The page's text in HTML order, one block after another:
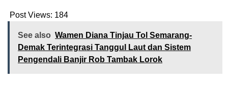
Post Views: 184
See also Wamen Diana Tinjau Tol Semarang-
Demak Terintegrasi Tanggul Laut dan Sistem
Pengendali Banjir Rob Tambak Lorok